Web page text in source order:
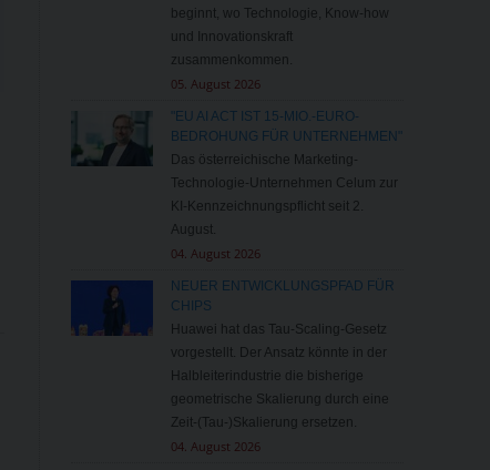
beginnt, wo Technologie, Know-how
und Innovationskraft
zusammenkommen.
05. August 2026
"EU AI ACT IST 15-MIO.-EURO-
BEDROHUNG FÜR UNTERNEHMEN"
Das österreichische Marketing-
Technologie-Unternehmen Celum zur
KI-Kennzeichnungspflicht seit 2.
August.
04. August 2026
NEUER ENTWICKLUNGSPFAD FÜR
CHIPS
Huawei hat das Tau-Scaling-Gesetz
vorgestellt. Der Ansatz könnte in der
Halbleiterindustrie die bisherige
geometrische Skalierung durch eine
Zeit-(Tau-)Skalierung ersetzen.
04. August 2026